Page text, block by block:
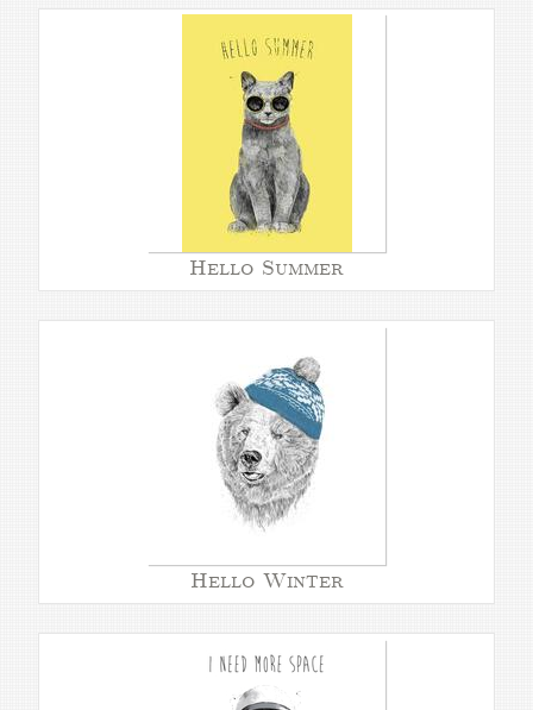
Hello Summer
Hello Winter